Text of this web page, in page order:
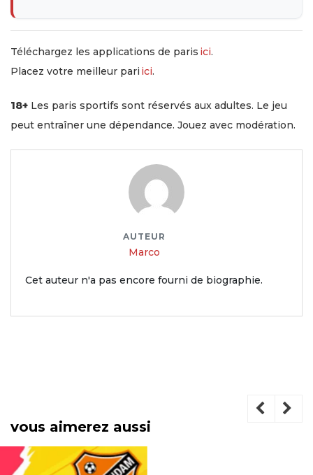
Téléchargez les applications de paris ici.
Placez votre meilleur pari ici.
18+ Les paris sportifs sont réservés aux adultes. Le jeu
peut entraîner une dépendance. Jouez avec modération.
AUTEUR
Marco
Cet auteur n'a pas encore fourni de biographie.
vous aimerez aussi